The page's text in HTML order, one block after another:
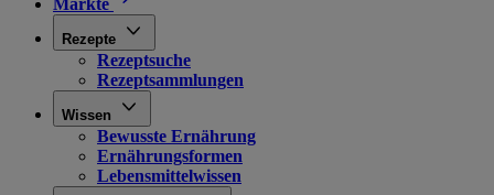
Märkte
Rezepte
Rezeptsuche
Rezeptsammlungen
Wissen
Bewusste Ernährung
Ernährungsformen
Lebensmittelwissen